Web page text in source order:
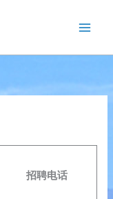
招聘电话